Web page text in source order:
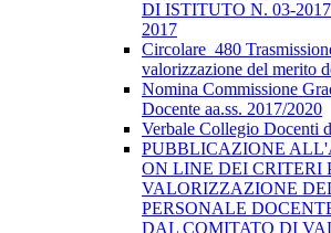
DI ISTITUTO N. 03-
2017
Circolare_480
valorizzazione del merito
Nomina Commissione
Docente aa.ss. 2017/2020
Verbale Collegio Docenti
PUBBLICAZIONE
ON LINE DEI CRITERI
VALORIZZAZIONE
PERSONALE
DAL COMITATO DI